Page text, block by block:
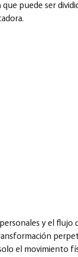
puede ser
y el flujo
el movimiento